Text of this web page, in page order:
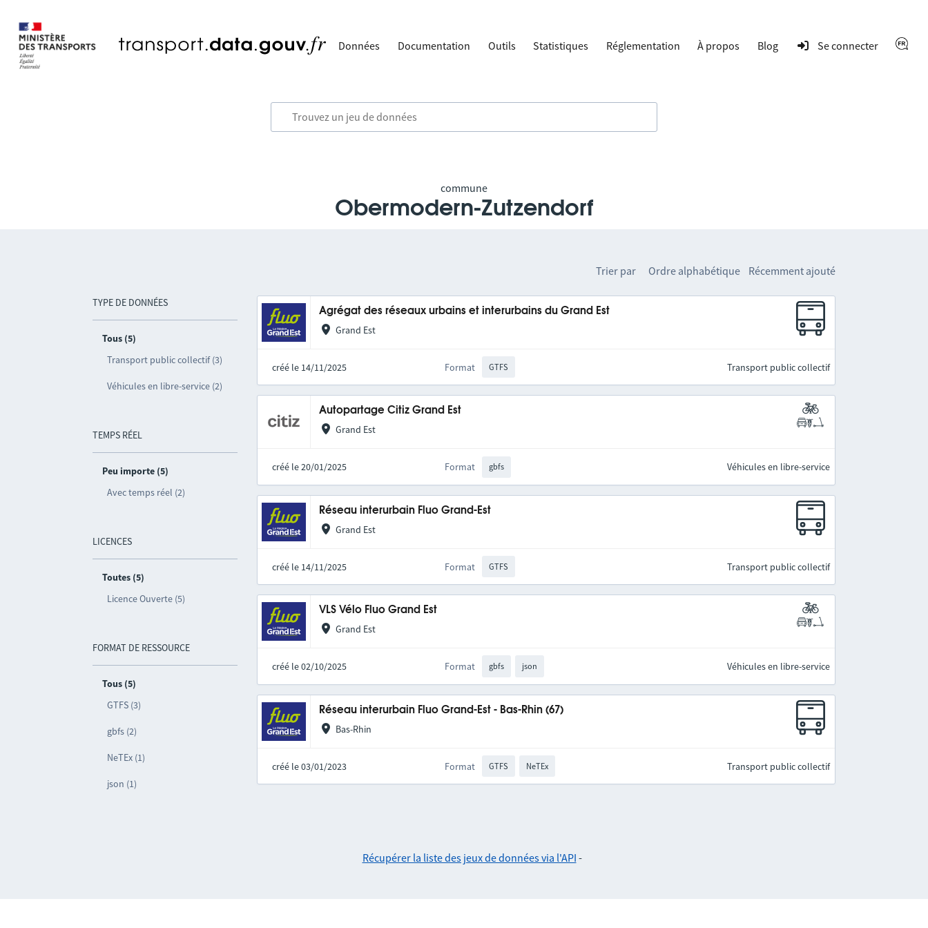
Données Documentation Outils Statistiques Réglementation À propos Blog Se connecter
commune
Obermodern-Zutzendorf
TYPE DE DONNÉES
Tous (5)
Transport public collectif (3)
Véhicules en libre-service (2)
TEMPS RÉEL
Peu importe (5)
Avec temps réel (2)
LICENCES
Toutes (5)
Licence Ouverte (5)
FORMAT DE RESSOURCE
Tous (5)
GTFS (3)
gbfs (2)
NeTEx (1)
json (1)
Trier par Ordre alphabétique Récemment ajouté
Agrégat des réseaux urbains et interurbains du Grand Est
Grand Est
créé le 14/11/2025 Format GTFS Transport public collectif
Autopartage Citiz Grand Est
Grand Est
créé le 20/01/2025 Format gbfs Véhicules en libre-service
Réseau interurbain Fluo Grand-Est
Grand Est
créé le 14/11/2025 Format GTFS Transport public collectif
VLS Vélo Fluo Grand Est
Grand Est
créé le 02/10/2025 Format gbfs json Véhicules en libre-service
Réseau interurbain Fluo Grand-Est - Bas-Rhin (67)
Bas-Rhin
créé le 03/01/2023 Format GTFS NeTEx Transport public collectif
Récupérer la liste des jeux de données via l'API -